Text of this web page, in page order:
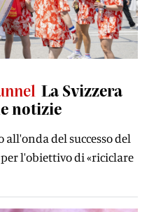
La Svizzera
notizie
del successo del
l'obiettivo di «riciclare